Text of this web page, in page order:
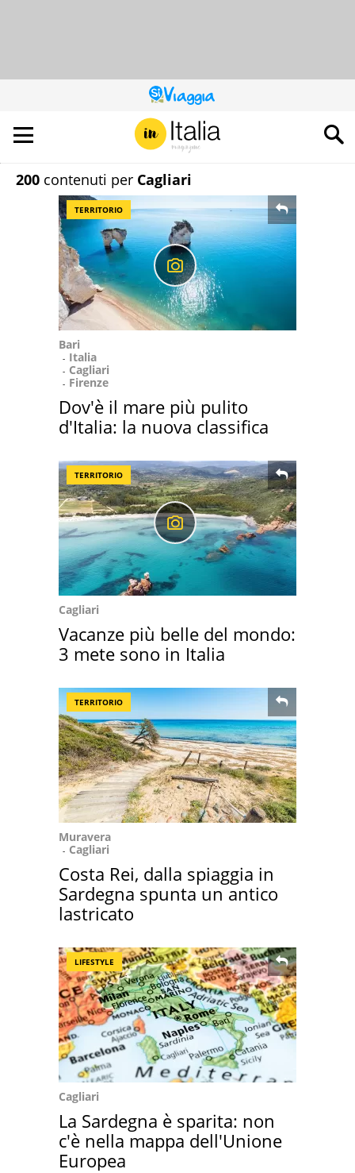
QUESTO
SITO
CONTRIBUISCE
ALL’AUDIENCE
DI
200 contenuti per Cagliari
TERRITORIO
Bari
Italia
Cagliari
Firenze
Dov'è il mare più pulito
d'Italia: la nuova classifica
TERRITORIO
Cagliari
Vacanze più belle del mondo:
3 mete sono in Italia
TERRITORIO
Muravera
Cagliari
Costa Rei, dalla spiaggia in
Sardegna spunta un antico
lastricato
LIFESTYLE
Cagliari
La Sardegna è sparita: non
c'è nella mappa dell'Unione
Europea